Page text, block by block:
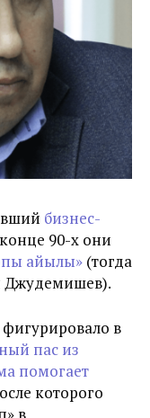
бизнес-
90-х они
айылы» (тогда
Джудемишев).
в
пас из
помогает
которого